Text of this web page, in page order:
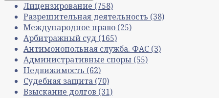
Лицензирование (758)
Разрешительная деятельность (38)
Международное право (25)
Арбитражный суд (165)
Антимонопольная служба. ФАС (3)
Административные споры (55)
Недвижимость (62)
Судебная защита (70)
Взыскание долгов (31)